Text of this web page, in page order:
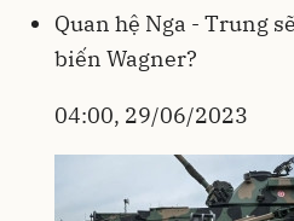
Quan hệ Nga - Trung
biến Wagner?
04:00, 29/06/2023